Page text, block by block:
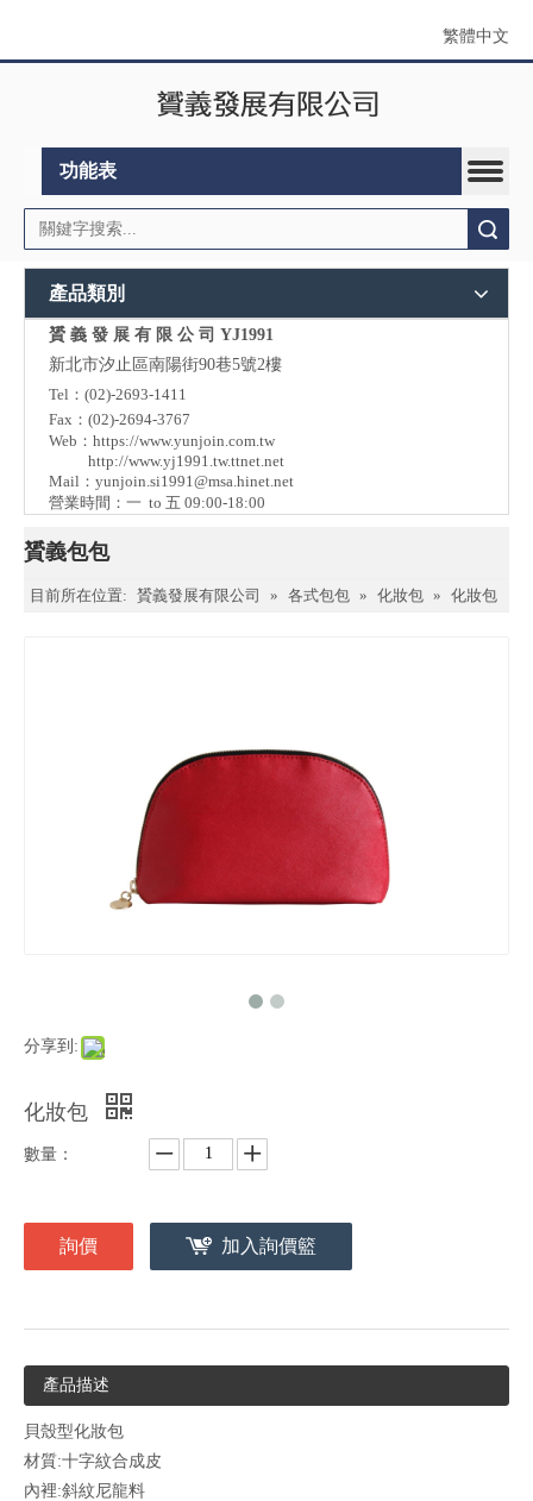
繁體中文
功能表
產品類別
贇 義 發 展 有 限 公 司 YJ1991
新北市汐止區南陽街90巷5號2樓
Tel：(02)-2693-1411
Fax：(02)-2694-3767
Web： https://www.yunjoin.com.tw
http://www.yj1991.tw.ttnet.net
Mail： yunjoin.si1991@msa.hinet.net
營業時間：一 to 五 09:00-18:00
贇義包包
目前所在位置: 贇義發展有限公司 » 各式包包 » 化妝包 » 化妝包
分享到:
化妝包
數量：
詢價 加入詢價籃
產品描述
貝殼型化妝包
材質:十字紋合成皮
內裡:斜紋尼龍料